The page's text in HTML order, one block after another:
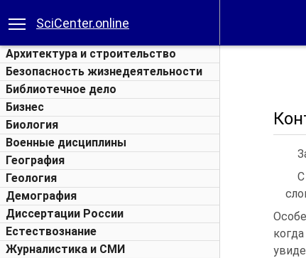
SciCenter.online
Архитектура и строительство
Безопасность жизнедеятельности
Библиотечное дело
Бизнес
Биология
Военные дисциплины
География
Геология
Демография
Диссертации России
Естествознание
Журналистика и СМИ